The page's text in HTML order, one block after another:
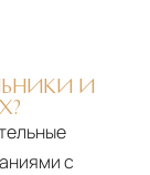
И
с